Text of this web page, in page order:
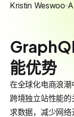
Kristin Weswoo
能优势
在全球化电商浪潮
跨境独立站性能
求数据，减少网